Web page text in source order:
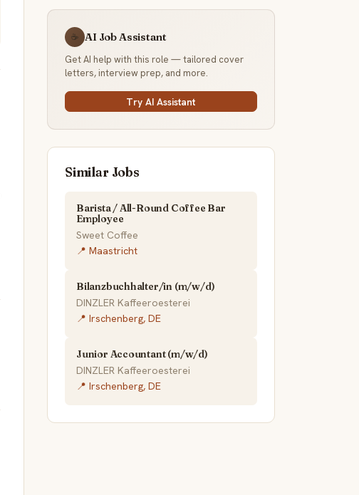
☕ AI Job Assistant
Get AI help with this role — tailored cover
letters, interview prep, and more.
Try AI Assistant
Similar Jobs
Barista / All-Round Coffee Bar
Employee
Sweet Coffee
📍 Maastricht
Bilanzbuchhalter/in (m/w/d)
DINZLER Kaffeeroesterei
📍 Irschenberg, DE
Junior Accountant (m/w/d)
DINZLER Kaffeeroesterei
📍 Irschenberg, DE